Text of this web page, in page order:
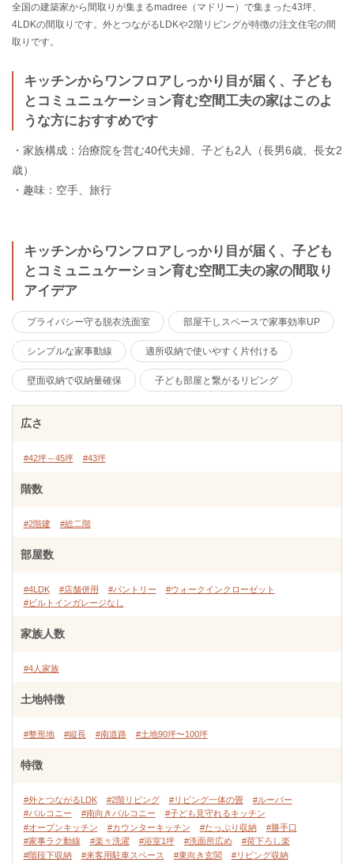
全国の建築家から間取りが集まるmadree（マドリー）で集まった43坪、
4LDKの間取りです。外とつながるLDKや2階リビングが特徴の注文住宅の間
取りです。
キッチンからワンフロアしっかり目が届く、子ども
とコミュニュケーション育む空間工夫の家はこのよ
うな方におすすめです
・家族構成：治療院を営む40代夫婦、子ども2人（長男6歳、長女2
歳）
・趣味：空手、旅行
キッチンからワンフロアしっかり目が届く、子ども
とコミュニュケーション育む空間工夫の家の間取り
アイデア
プライバシー守る脱衣洗面室 部屋干しスペースで家事効率UP
シンプルな家事動線 適所収納で使いやすく片付ける
壁面収納で収納量確保 子ども部屋と繋がるリビング
広さ
#42坪～45坪 #43坪
階数
#2階建 #総二階
部屋数
#4LDK #店舗併用 #パントリー
#ウォークインクローゼット
#ビルトインガレージなし
家族人数
#4人家族
土地特徴
#整形地 #縦長 #南道路 #土地90坪〜100坪
特徴
#外とつながるLDK #2階リビング #リビング一体の畳
#ルーバー
#バルコニー
#南向きバルコニー
#子ども見守れるキッチン
#オープンキッチン
#カウンターキッチン #たっぷり収納
#勝手口
#家事ラク動線
#楽々洗濯 #浴室1坪 #洗面所広め
#荷下ろし楽
#階段下収納
#来客用駐車スペース #東向き玄関
#リビング収納